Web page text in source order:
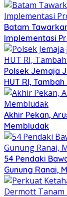
Batam
Implementasi
Polsek Jemaja
HUT RI,
Akhir Pekan,
Membludak
54 Pendaki
Gunung Ranai,